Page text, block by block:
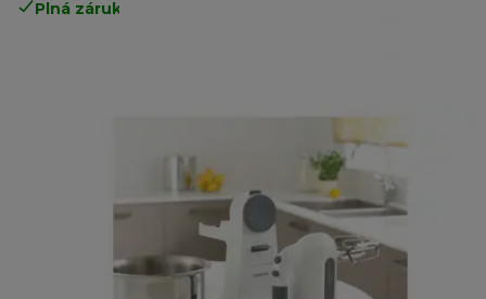
Plná záruka výrobcu